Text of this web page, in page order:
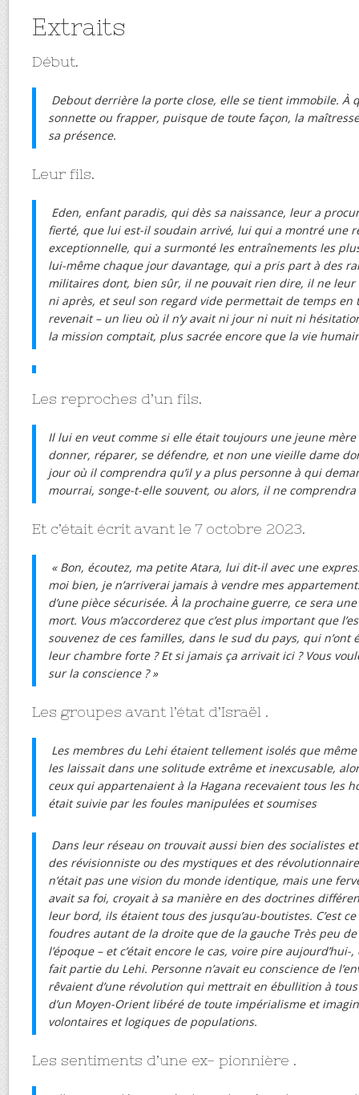
Extraits
Début.
Debout derrière la porte close, elle se tient immobile. À
sonnette ou frapper, puisque de toute façon, la
sa présence.
Leur fils.
Eden, enfant paradis, qui dès sa naissance, leur a
fierté, que lui est-il soudain arrivé, lui qui a montré une
exceptionnelle, qui a surmonté les entraînements les
lui-même chaque jour davantage, qui a pris part à des
militaires dont, bien sûr, il ne pouvait rien dire, il ne
ni après, et seul son regard vide permettait de temps en
revenait – un lieu où il n’y avait ni jour ni nuit ni
la mission comptait, plus sacrée encore que la vie
Les reproches d’un fils.
Il lui en veut comme si elle était toujours une jeune
donner, réparer, se défendre, et non une vieille dame
jour où il comprendra qu’il y a plus personne à qui
mourrai, songe-t-elle souvent, ou alors, il ne
Et c’était écrit avant le 7 octobre 2023.
« Bon, écoutez, ma petite Atara, lui dit-il avec une
moi bien, je n’arriverai jamais à vendre mes
d’une pièce sécurisée. À la prochaine guerre, ce sera
mort. Vous m’accorderez que c’est plus important que
souvenez de ces familles, dans le sud du pays, qui n’ont
leur chambre forte ? Et si jamais ça arrivait ici ? Vous
sur la conscience ? »
Les groupes avant l’état d’Israël .
Les membres du Lehi étaient tellement isolés que
les laissait dans une solitude extrême et inexcusable,
ceux qui appartenaient à la Hagana recevaient tous les
était suivie par les foules manipulées et soumises
Dans leur réseau on trouvait aussi bien des socialistes
des révisionniste ou des mystiques et des
n’était pas une vision du monde identique, mais une
avait sa foi, croyait à sa manière en des doctrines
leur bord, ils étaient tous des jusqu’au-boutistes. C’est
foudres autant de la droite que de la gauche Très peu
l’époque – et c’était encore le cas, voire pire
fait partie du Lehi. Personne n’avait eu conscience de
rêvaient d’une révolution qui mettrait en ébullition à
d’un Moyen-Orient libéré de toute impérialisme et
volontaires et logiques de populations.
Les sentiments d’une ex- pionnière .